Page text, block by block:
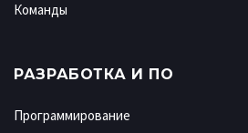
Команды
РАЗРАБОТКА И ПО
Программирование